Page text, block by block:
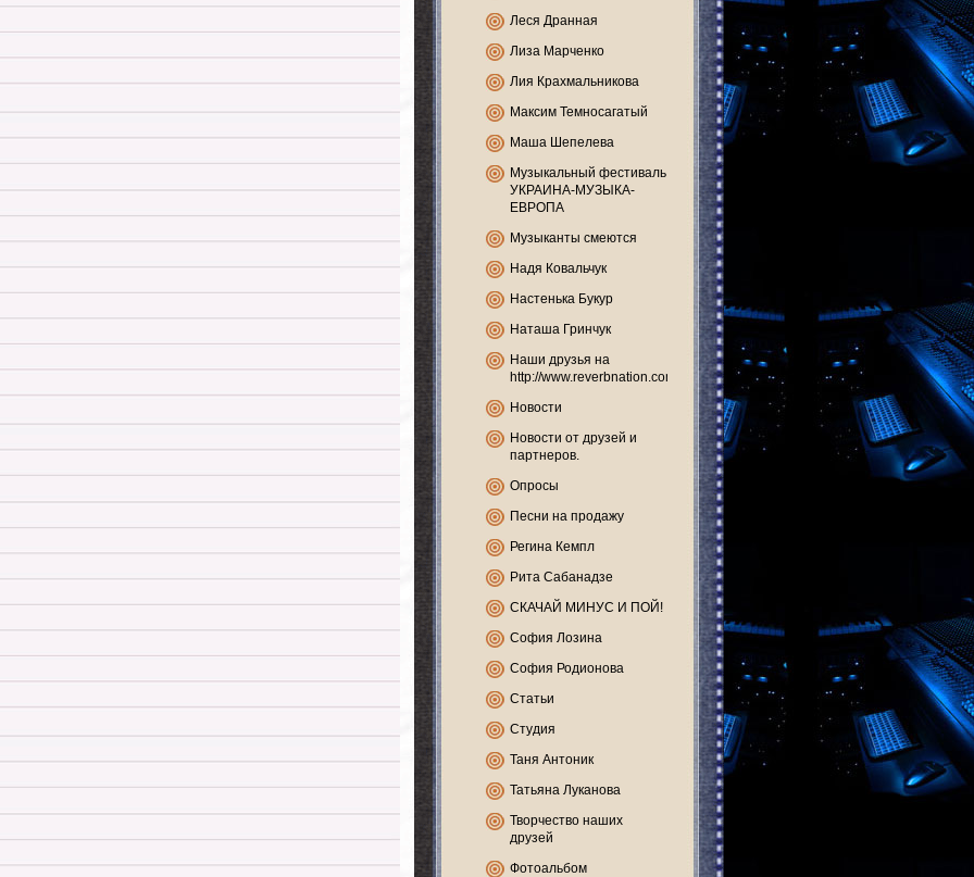
Леся Дранная
Лиза Марченко
Лия Крахмальникова
Максим Темносагатый
Маша Шепелева
Музыкальный фестиваль
УКРАИНА-МУЗЫКА-
ЕВРОПА
Музыканты смеются
Надя Ковальчук
Настенька Букур
Наташа Гринчук
Наши друзья на
http://www.reverbnation.com
Новости
Новости от друзей и
партнеров.
Опросы
Песни на продажу
Регина Кемпл
Рита Сабанадзе
СКАЧАЙ МИНУС И ПОЙ!
София Лозина
София Родионова
Статьи
Студия
Таня Антоник
Татьяна Луканова
Творчество наших
друзей
Фотоальбом